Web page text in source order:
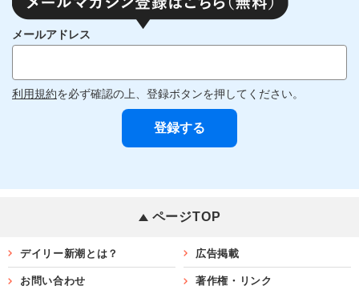
メールアドレス
利用規約を必ず確認の上、登録ボタンを押してください。
ページTOP
デイリー新潮とは？ 広告掲載
お問い合わせ 著作権・リンク